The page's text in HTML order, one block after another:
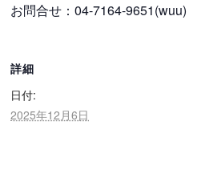
お問合せ：04-7164-9651(wuu)
詳細
日付:
2025年12月6日